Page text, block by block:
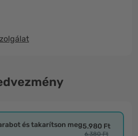
és takarítson meg5.980 Ft
6.380 Ft